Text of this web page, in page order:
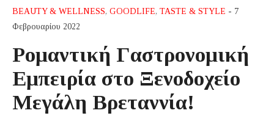
BEAUTY & WELLNESS, GOODLIFE, TASTE & STYLE - 7
Φεβρουαρίου 2022
Ρομαντική Γαστρονομική
Εμπειρία στο Ξενοδοχείο
Μεγάλη Βρεταννία!